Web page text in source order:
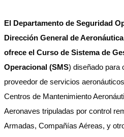
El Departamento de Seguridad
Dirección General de
ofrece el Curso de Sistema de
Operacional (SMS) diseñado para
proveedor de servicios
Centros de Mantenimiento
Aeronaves tripuladas por control
Armadas, Compañías Aéreas, y